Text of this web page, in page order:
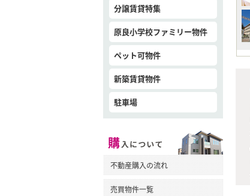
分譲賃貸特集
原良小学校ファミリー物件
ペット可物件
新築賃貸物件
駐車場
不動産購入の流れ
売買物件一覧